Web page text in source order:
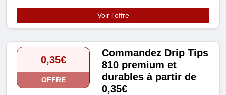
Voir l'offre
0,35€
OFFRE
Commandez Drip Tips
810 premium et
durables à partir de
0,35€